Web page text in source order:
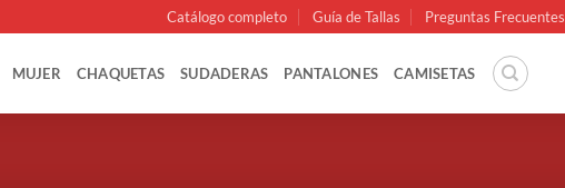
Catálogo completo Guía de Tallas Preguntas Frecuentes
MUJER CHAQUETAS SUDADERAS PANTALONES CAMISETAS